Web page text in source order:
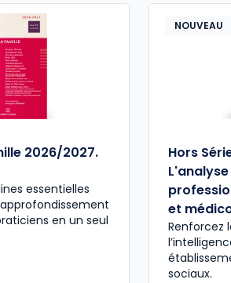
2026/2027.
essentielles
en un seul
NOUVEAU
Hors
et
Renforcez
sociaux.